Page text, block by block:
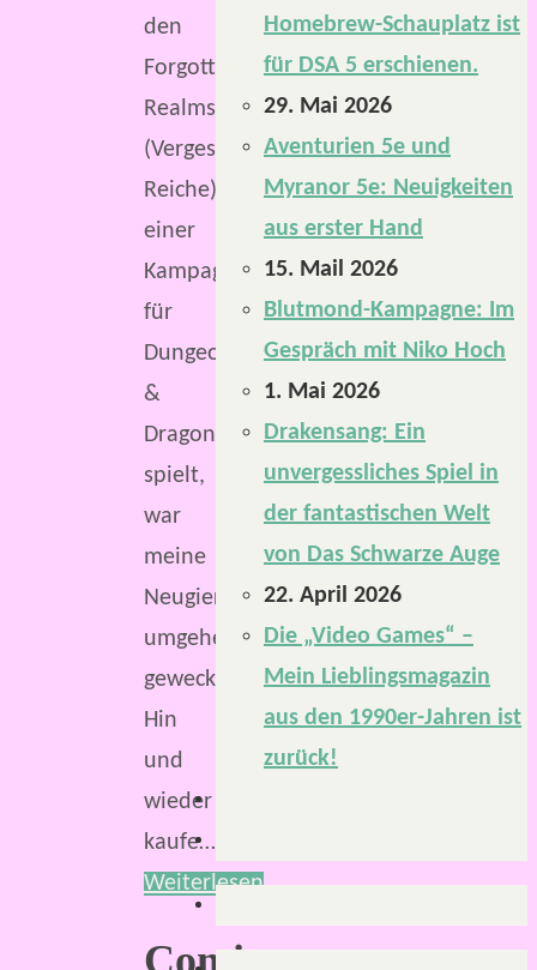
den
Forgotten
Realms
(Vergessene
Reiche),
einer
Kampagnenwelt
für
Dungeons
&
Dragons,
spielt,
war
meine
Neugier
umgehend
geweckt.
Hin
und
wieder
kaufe…
Weiterlesen
Comics:
Homebrew-Schauplatz ist
für DSA 5 erschienen.
29. Mai 2026
Aventurien 5e und
Myranor 5e: Neuigkeiten
aus erster Hand
15. Mail 2026
Blutmond-Kampagne: Im
Gespräch mit Niko Hoch
1. Mai 2026
Drakensang: Ein
unvergessliches Spiel in
der fantastischen Welt
von Das Schwarze Auge
22. April 2026
Die „Video Games“ –
Mein Lieblingsmagazin
aus den 1990er-Jahren ist
zurück!